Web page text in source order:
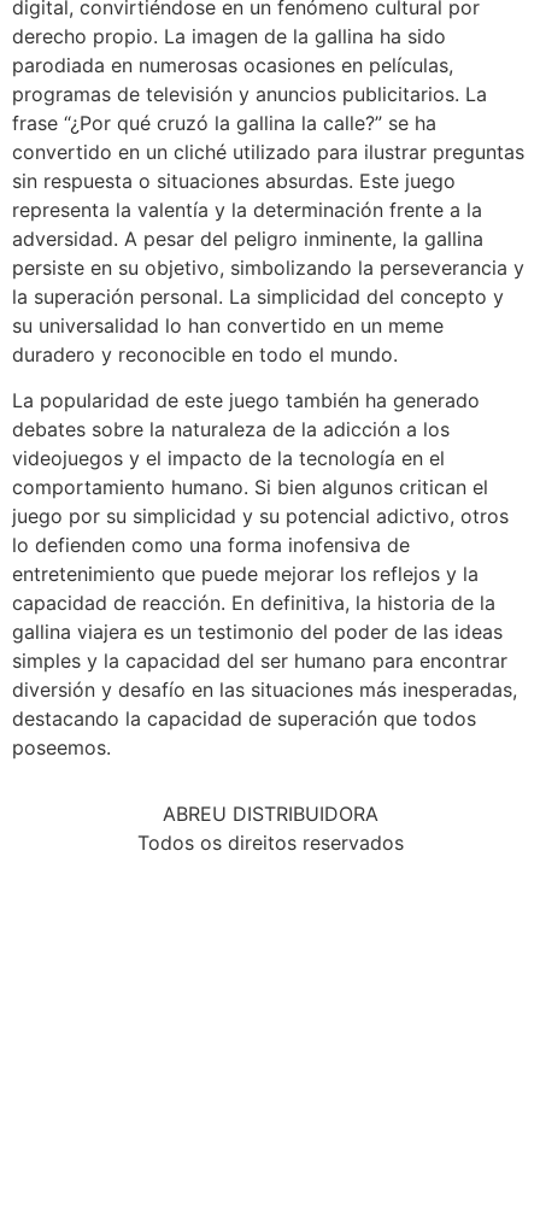
digital, convirtiéndose en un fenómeno cultural por
derecho propio. La imagen de la gallina ha sido
parodiada en numerosas ocasiones en películas,
programas de televisión y anuncios publicitarios. La
frase “¿Por qué cruzó la gallina la calle?” se ha
convertido en un cliché utilizado para ilustrar preguntas
sin respuesta o situaciones absurdas. Este juego
representa la valentía y la determinación frente a la
adversidad. A pesar del peligro inminente, la gallina
persiste en su objetivo, simbolizando la perseverancia y
la superación personal. La simplicidad del concepto y
su universalidad lo han convertido en un meme
duradero y reconocible en todo el mundo.
La popularidad de este juego también ha generado
debates sobre la naturaleza de la adicción a los
videojuegos y el impacto de la tecnología en el
comportamiento humano. Si bien algunos critican el
juego por su simplicidad y su potencial adictivo, otros
lo defienden como una forma inofensiva de
entretenimiento que puede mejorar los reflejos y la
capacidad de reacción. En definitiva, la historia de la
gallina viajera es un testimonio del poder de las ideas
simples y la capacidad del ser humano para encontrar
diversión y desafío en las situaciones más inesperadas,
destacando la capacidad de superación que todos
poseemos.
ABREU DISTRIBUIDORA
Todos os direitos reservados